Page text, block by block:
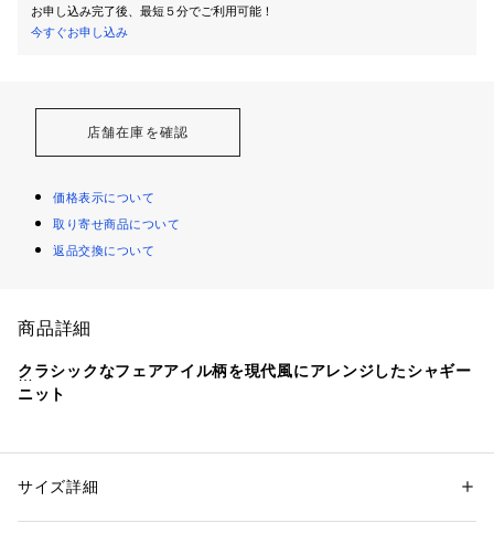
お申し込み完了後、最短５分でご利用可能！
今すぐお申し込み
店舗在庫を確認
価格表示について
取り寄せ商品について
返品交換について
商品詳細
クラシックなフェアアイル柄を現代風にアレンジしたシャギー
ニット
起毛させている為、程良い肉感がありながら軽量でふんわりと
性別：メンズ
素材：アクリル52%、 ポリエステル22%、 ナイロン18%、 毛6%、 ポリ
サイズ詳細